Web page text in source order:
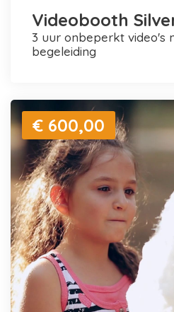
Videobooth
3 uur onbeperkt video's maken + personele
begeleiding
€ 600,00